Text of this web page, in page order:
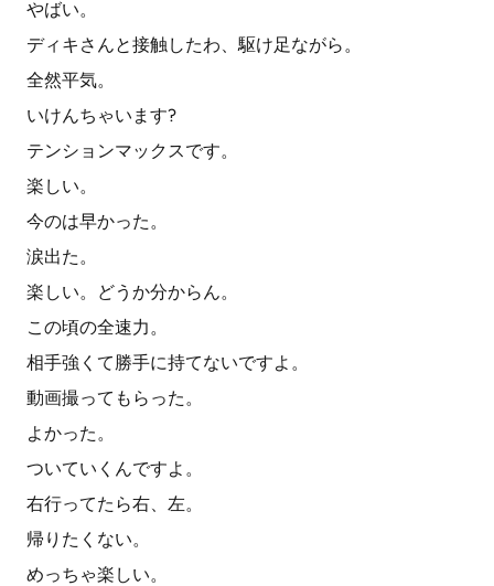
やばい。
ディキさんと接触したわ、駆け足ながら。
全然平気。
いけんちゃいます?
テンションマックスです。
楽しい。
今のは早かった。
涙出た。
楽しい。どうか分からん。
この頃の全速力。
相手強くて勝手に持てないですよ。
動画撮ってもらった。
よかった。
ついていくんですよ。
右行ってたら右、左。
帰りたくない。
めっちゃ楽しい。